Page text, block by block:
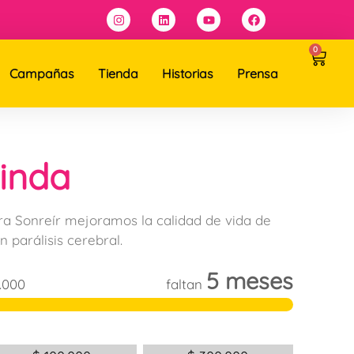
Campañas Tienda Historias Prensa
0
Sonreír mejoramos la calidad de vida de
parálisis cerebral.
faltan 5 meses